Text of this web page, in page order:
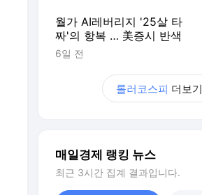
월가 AI레버리지 '25살 타
짜'의 항복 … 美증시 반색
6일 전
롤러코스피 더보기
매일경제 랭킹 뉴스
최근 3시간 집계 결과입니다.